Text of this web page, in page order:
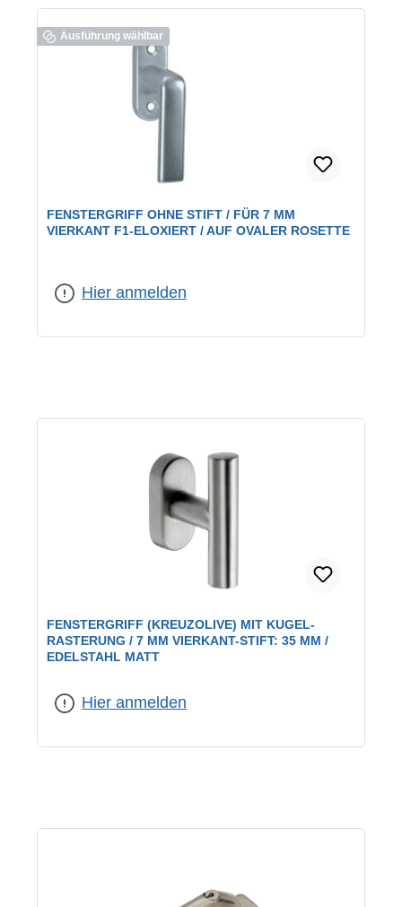
Ausführung wählbar
FENSTERGRIFF OHNE STIFT / FÜR 7 MM
VIERKANT F1-ELOXIERT / AUF OVALER ROSETTE
Hier anmelden
FENSTERGRIFF (KREUZOLIVE) MIT KUGEL-
RASTERUNG / 7 MM VIERKANT-STIFT: 35 MM /
EDELSTAHL MATT
Hier anmelden